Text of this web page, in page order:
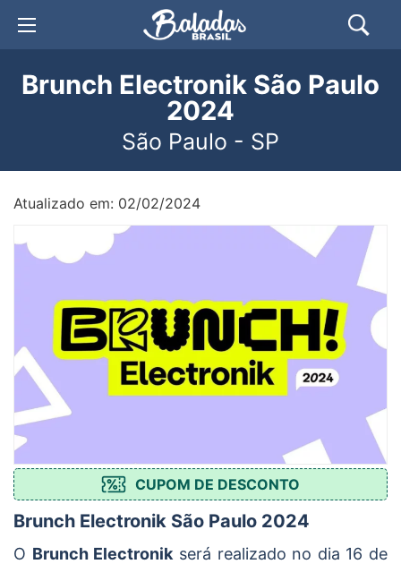
Brunch Electronik São Paulo
2024
São Paulo - SP
Atualizado em: 02/02/2024
CUPOM DE DESCONTO
Brunch Electronik São Paulo 2024
O Brunch Electronik será realizado no dia 16 de